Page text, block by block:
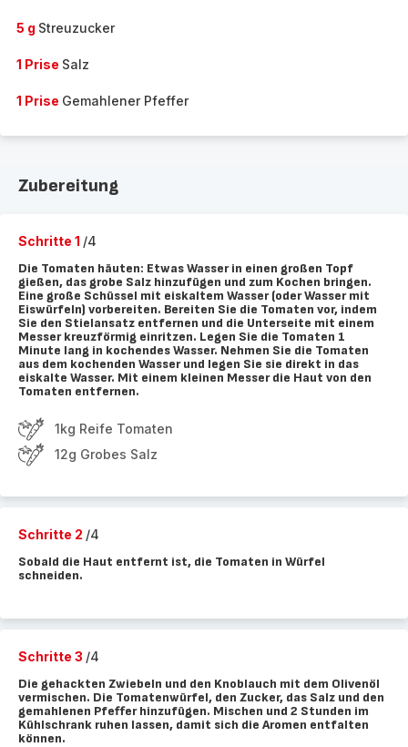
5 g Streuzucker
1 Prise Salz
1 Prise Gemahlener Pfeffer
Zubereitung
Schritte 1 /4
Die Tomaten häuten: Etwas Wasser in einen großen Topf
gießen, das grobe Salz hinzufügen und zum Kochen bringen.
Eine große Schüssel mit eiskaltem Wasser (oder Wasser mit
Eiswürfeln) vorbereiten. Bereiten Sie die Tomaten vor, indem
Sie den Stielansatz entfernen und die Unterseite mit einem
Messer kreuzförmig einritzen. Legen Sie die Tomaten 1
Minute lang in kochendes Wasser. Nehmen Sie die Tomaten
aus dem kochenden Wasser und legen Sie sie direkt in das
eiskalte Wasser. Mit einem kleinen Messer die Haut von den
Tomaten entfernen.
1kg Reife Tomaten
12g Grobes Salz
Schritte 2 /4
Sobald die Haut entfernt ist, die Tomaten in Würfel
schneiden.
Schritte 3 /4
Die gehackten Zwiebeln und den Knoblauch mit dem Olivenöl
vermischen. Die Tomatenwürfel, den Zucker, das Salz und den
gemahlenen Pfeffer hinzufügen. Mischen und 2 Stunden im
Kühlschrank ruhen lassen, damit sich die Aromen entfalten
können.